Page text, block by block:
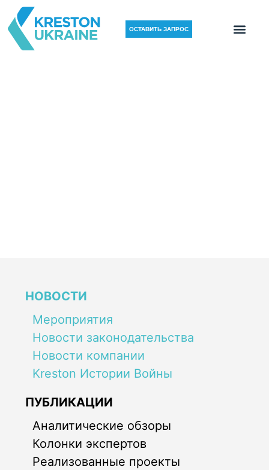
ОСТАВИТЬ ЗАПРОС
НОВОСТИ
Мероприятия
Новости законодательства
Новости компании
Kreston Истории Войны
ПУБЛИКАЦИИ
Аналитические обзоры
Колонки экспертов
Реализованные проекты